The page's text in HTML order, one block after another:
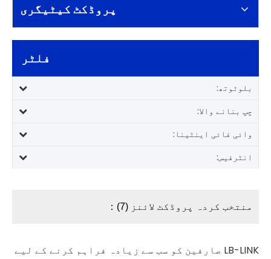
پروڈکٹ کیٹیگری
فلٹر
بلوٹوتھ:
چپ بنانے والا:
وائی ​​فائی اینٹینا:
انٹرفیس:
منتخب کردہ پروڈکٹ لائنز (7)：
LB-LINK صارفین کو سب سے زیادہ فراہم کرنے کے لیے